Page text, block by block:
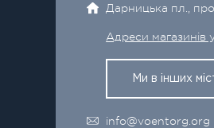
Дарницька пл.,
Адреси магазинів
Ми в інших
info@voentorg.org